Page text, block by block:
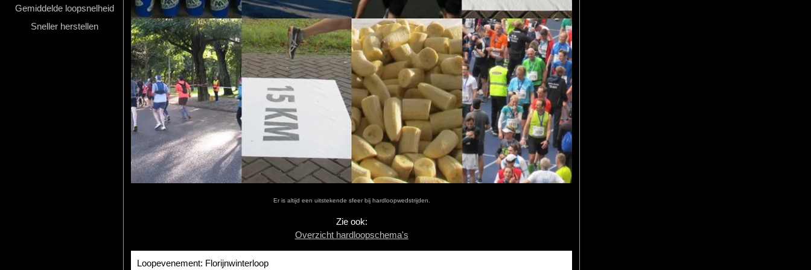
Gemiddelde loopsnelheid
Sneller herstellen
Hardlopen
Er is altijd een uitstekende sfeer bij hardloopwedstrijden.
Zie ook:
Overzicht hardloopschema's
Loopevenement: Florijnwinterloop